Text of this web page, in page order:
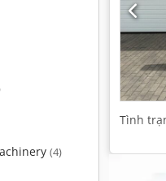
(4)
Tình